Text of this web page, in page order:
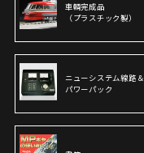
車輌完成品
（プラスチック製）
ニューシステム線路＆
パワーパック